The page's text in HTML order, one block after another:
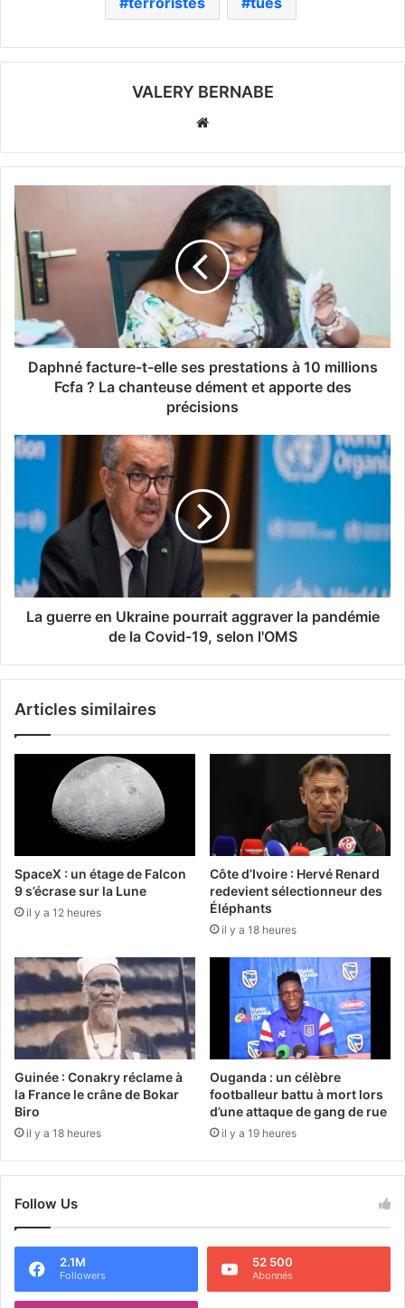
VALERY BERNABE
Daphné facture-t-elle ses prestations à 10 millions
Fcfa ? La chanteuse dément et apporte des
précisions
La guerre en Ukraine pourrait aggraver la pandémie
de la Covid-19, selon l'OMS
Articles similaires
SpaceX : un étage de Falcon
9 s’écrase sur la Lune
il y a 12 heures
Côte d’Ivoire : Hervé Renard
redevient sélectionneur des
Éléphants
il y a 18 heures
Guinée : Conakry réclame à
la France le crâne de Bokar
Biro
il y a 18 heures
Ouganda : un célèbre
footballeur battu à mort lors
d’une attaque de gang de rue
il y a 19 heures
Follow Us
2.1M
Followers
52 500
Abonnés